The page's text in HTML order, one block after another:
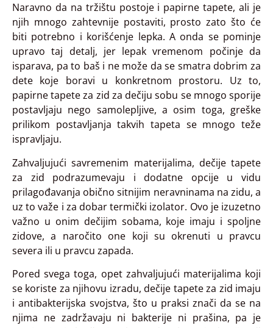
Naravno da na tržištu postoje i papirne tapete, ali je
njih mnogo zahtevnije postaviti, prosto zato što će
biti potrebno i korišćenje lepka. A onda se pominje
upravo taj detalj, jer lepak vremenom počinje da
isparava, pa to baš i ne može da se smatra dobrim za
dete koje boravi u konkretnom prostoru. Uz to,
papirne tapete za zid za dečiju sobu se mnogo sporije
postavljaju nego samolepljive, a osim toga, greške
prilikom postavljanja takvih tapeta se mnogo teže
ispravljaju.
Zahvaljujući savremenim materijalima, dečije tapete
za zid podrazumevaju i dodatne opcije u vidu
prilagođavanja obično sitnijim neravninama na zidu, a
uz to važe i za dobar termički izolator. Ovo je izuzetno
važno u onim dečijim sobama, koje imaju i spoljne
zidove, a naročito one koji su okrenuti u pravcu
severa ili u pravcu zapada.
Pored svega toga, opet zahvaljujući materijalima koji
se koriste za njihovu izradu, dečije tapete za zid imaju
i antibakterijska svojstva, što u praksi znači da se na
njima ne zadržavaju ni bakterije ni prašina, pa je